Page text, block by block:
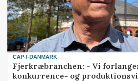
CAP-I-DANMARK
Fjerkræbranchen: - Vi
konkurrence- og